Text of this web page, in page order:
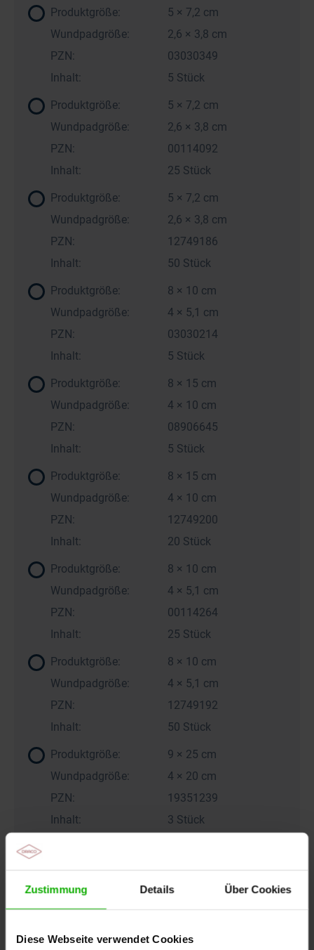
Zustimmung Details Über Cookies
Diese Webseite verwendet Cookies
Produktgröße:
5 × 7,2 cm
Wundpadgröße:
2,6 × 3,8 cm
PZN:
03030349
Inhalt:
5 Stück
Produktgröße:
5 × 7,2 cm
Wundpadgröße:
2,6 × 3,8 cm
PZN:
00114092
Inhalt:
25 Stück
Produktgröße:
5 × 7,2 cm
Wundpadgröße:
2,6 × 3,8 cm
PZN:
12749186
Inhalt:
50 Stück
Produktgröße:
8 × 10 cm
Wundpadgröße:
4 × 5,1 cm
PZN:
03030214
Inhalt:
5 Stück
Produktgröße:
8 × 15 cm
Wundpadgröße:
4 × 10 cm
PZN:
08906645
Inhalt:
5 Stück
Produktgröße:
8 × 15 cm
Wundpadgröße:
4 × 10 cm
PZN:
12749200
Inhalt:
20 Stück
Produktgröße:
8 × 10 cm
Wundpadgröße:
4 × 5,1 cm
PZN:
00114264
Inhalt:
25 Stück
Produktgröße:
8 × 10 cm
Wundpadgröße:
4 × 5,1 cm
PZN:
12749192
Inhalt:
50 Stück
Produktgröße:
9 × 25 cm
Wundpadgröße:
4 × 20 cm
PZN:
19351239
Inhalt:
3 Stück
Wundpadgröße:
4 × 20 cm
PZN:
19351274
Inhalt:
20 Stück
Produktgröße: 10 × 20 cm